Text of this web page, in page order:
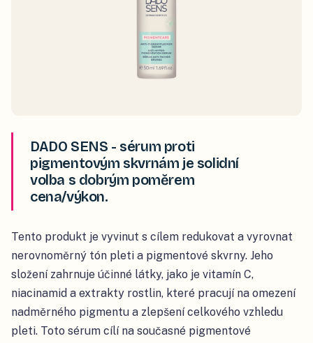
DADO SENS - sérum proti
pigmentovým skvrnám je solidní
volba s dobrým poměrem
cena/výkon.
Tento produkt je vyvinut s cílem redukovat a vyrovnat
nerovnoměrný tón pleti a pigmentové skvrny. Jeho
složení zahrnuje účinné látky, jako je vitamín C,
niacinamid a extrakty rostlin, které pracují na omezení
nadměrného pigmentu a zlepšení celkového vzhledu
pleti. Toto sérum cílí na současné pigmentové